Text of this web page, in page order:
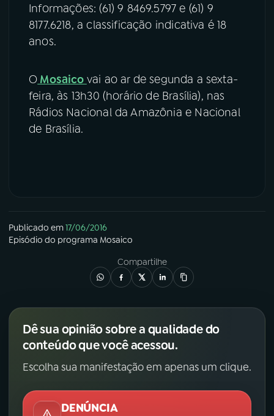
Instagram
TikTok
Informações: (61) 9 8469.5797 e (61) 9
8177.6218, a classificação indicativa é 18
anos.
O Mosaico vai ao ar de segunda a sexta-
feira, às 13h30 (horário de Brasília), nas
Rádios Nacional da Amazônia e Nacional
de Brasília.
Publicado em17/06/2016
Episódio do programa Mosaico
Compartilhe
Dê sua opinião sobre a qualidade do
conteúdo que você acessou.
Escolha sua manifestação em apenas um clique.
DENÚNCIA